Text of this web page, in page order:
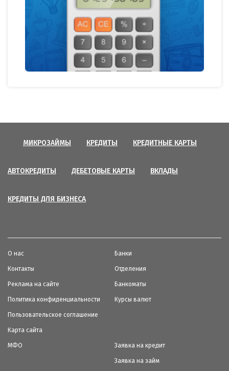
МИКРОЗАЙМЫ КРЕДИТЫ КРЕДИТНЫЕ КАРТЫ
АВТОКРЕДИТЫ ДЕБЕТОВЫЕ КАРТЫ ВКЛАДЫ
КРЕДИТЫ ДЛЯ БИЗНЕСА
О нас
Контакты
Реклама на сайте
Политика конфиденциальности
Пользовательское соглашение
Карта сайта
Банки
Отделения
Банкоматы
Курсы валют
МФО Заявка на кредит
Заявка на займ